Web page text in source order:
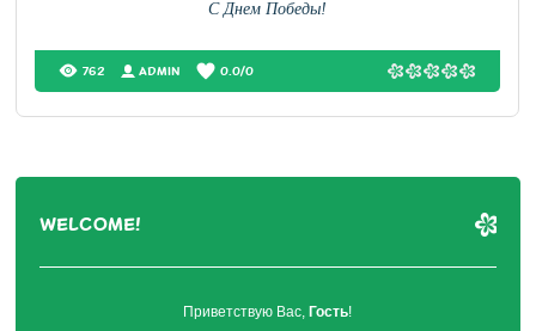
С Днем Победы!
762 ADMIN 0.0/0
WELCOME!
Приветствую Вас, Гость!